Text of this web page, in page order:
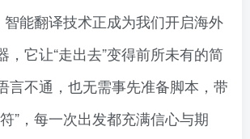
智能翻译技术正成为我们开启海外
，它让“走出去”变得前所未有的简
言不通，也无需事先准备脚本，带
”，每一次出发都充满信心与期